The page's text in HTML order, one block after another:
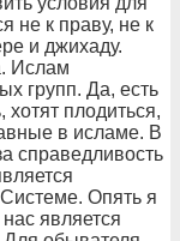
не к праву, не к
и джихаду.
Ислам
групп. Да, есть
плодиться,
в исламе. В
справедливость
Опять я
является